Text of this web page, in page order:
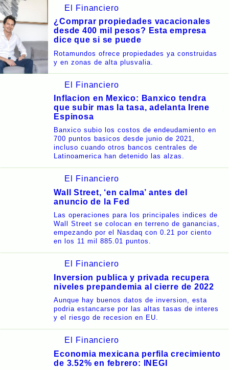
El Financiero
¿Comprar propiedades vacacionales
desde 400 mil pesos? Esta empresa
dice que si se puede
Rotamundos ofrece propiedades ya construidas
y en zonas de alta plusvalia.
El Financiero
Inflacion en Mexico: Banxico tendra
que subir mas la tasa, adelanta Irene
Espinosa
Banxico subio los costos de endeudamiento en
700 puntos basicos desde junio de 2021,
incluso cuando otros bancos centrales de
Latinoamerica han detenido las alzas.
El Financiero
Wall Street, ‘en calma’ antes del
anuncio de la Fed
Las operaciones para los principales indices de
Wall Street se colocan en terreno de ganancias,
empezando por el Nasdaq con 0.21 por ciento
en los 11 mil 885.01 puntos.
El Financiero
Inversion publica y privada recupera
niveles prepandemia al cierre de 2022
Aunque hay buenos datos de inversion, esta
podria estancarse por las altas tasas de interes
y el riesgo de recesion en EU.
El Financiero
Economia mexicana perfila crecimiento
de 3.52% en febrero: INEGI